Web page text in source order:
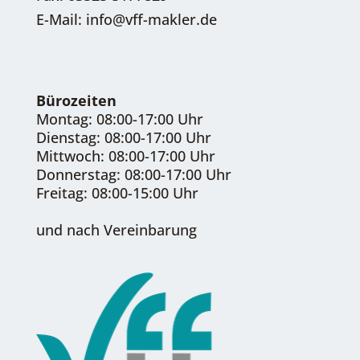
E-Mail: info@vff-makler.de
Bürozeiten
Montag: 08:00-17:00 Uhr
Dienstag: 08:00-17:00 Uhr
Mittwoch: 08:00-17:00 Uhr
Donnerstag: 08:00-17:00 Uhr
Freitag: 08:00-15:00 Uhr
und nach Vereinbarung